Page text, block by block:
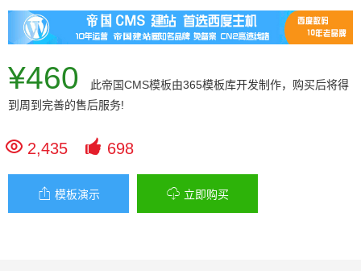
¥460 此帝国CMS模板由365模板库开发制作，购买后将得
到周到完善的售后服务!
 2,435  698
 模板演示  立即购买